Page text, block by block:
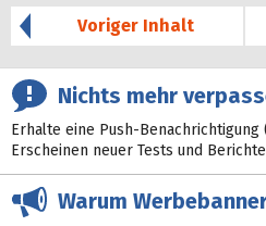
Voriger Inhalt
Nichts mehr
Erhalte eine Push-
Erscheinen neuer Tests und
Warum